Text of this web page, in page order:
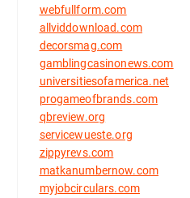
webfullform.com
allviddownload.com
decorsmag.com
gamblingcasinonews.com
universitiesofamerica.net
progameofbrands.com
qbreview.org
servicewueste.org
zippyrevs.com
matkanumbernow.com
myjobcirculars.com